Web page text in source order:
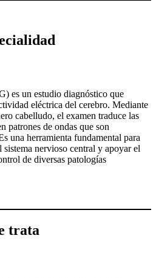
es un estudio diagnóstico que
eléctrica del cerebro. Mediante
cabelludo, el examen traduce las
patrones de ondas que son
una herramienta fundamental para
nervioso central y apoyar el
de diversas patologías
trata